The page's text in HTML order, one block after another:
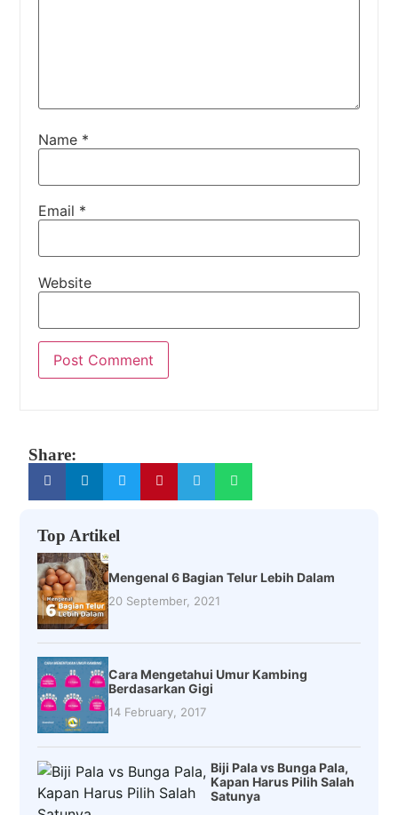
Name *
Email *
Website
Share:
Top Artikel
Mengenal 6 Bagian Telur Lebih Dalam
20 September, 2021
Cara Mengetahui Umur Kambing
Berdasarkan Gigi
14 February, 2017
Biji Pala vs Bunga Pala,
Kapan Harus Pilih Salah
Satunya